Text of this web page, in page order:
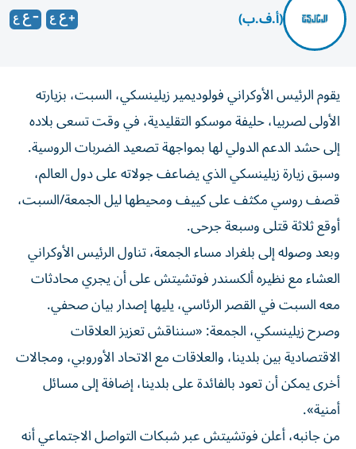
(أ.ف.ب)
يقوم الرئيس الأوكراني فولوديمير زيلينسكي، السبت، بزيارته
الأولى لصربيا، حليفة موسكو التقليدية، في وقت تسعى بلاده
إلى حشد الدعم الدولي لها بمواجهة تصعيد الضربات الروسية.
وسبق زيارة زيلينسكي الذي يضاعف جولاته على دول العالم،
قصف روسي مكثف على كييف ومحيطها ليل الجمعة/السبت،
أوقع ثلاثة قتلى وسبعة جرحى.
وبعد وصوله إلى بلغراد مساء الجمعة، تناول الرئيس الأوكراني
العشاء مع نظيره ألكسندر فوتشيتش على أن يجري محادثات
معه السبت في القصر الرئاسي، يليها إصدار بيان صحفي.
وصرح زيلينسكي، الجمعة: «سنناقش تعزيز العلاقات
الاقتصادية بين بلدينا، والعلاقات مع الاتحاد الأوروبي، ومجالات
أخرى يمكن أن تعود بالفائدة على بلدينا، إضافة إلى مسائل
أمنية».
من جانبه، أعلن فوتشيتش عبر شبكات التواصل الاجتماعي أنه